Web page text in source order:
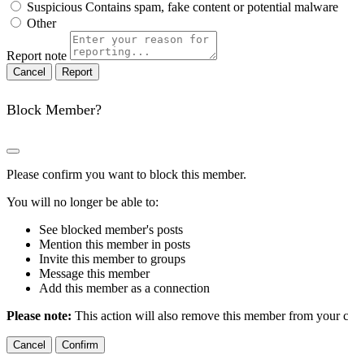
Suspicious Contains spam, fake content or potential malware
Other
Report note
Report
Block Member?
Please confirm you want to block this member.
You will no longer be able to:
See blocked member's posts
Mention this member in posts
Invite this member to groups
Message this member
Add this member as a connection
Please note: This action will also remove this member from your
Confirm